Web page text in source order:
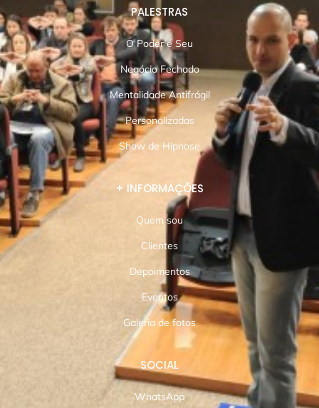
PALESTRAS
O Poder é Seu
Negócio Fechado
Mentalidade Antifrágil
Personalizadas
Show de Hipnose
+ INFORMAÇÕES
Quem sou
Clientes
Depoimentos
Eventos
Galeria de fotos
SOCIAL
WhatsApp